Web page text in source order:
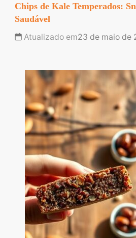
Chips de Kale Temperados:
Saudável
Atualizado em23 de maio de